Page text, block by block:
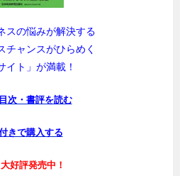
スの悩みが解決する
チャンスがひらめく
イト」が満載！
次・書評を読む
きで購入する
好評発売中！